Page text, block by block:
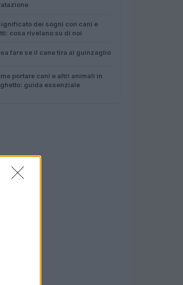
dei sogni con cani e
cosa rivelano su di noi
fare se il cane tira al guinzaglio
portare cani e altri animali in
guida essenziale